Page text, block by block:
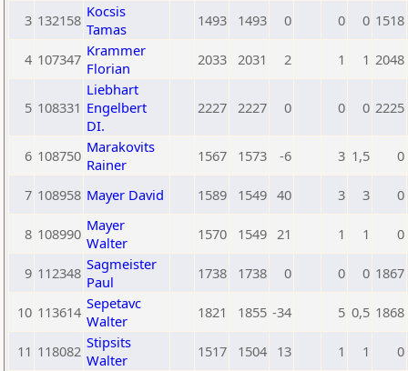
3 132158 Kocsis
Tamas
1493 1493 0 0 0 1518
4 107347 Krammer
Florian
2033 2031 2 1 1 2048
5 108331
Liebhart
Engelbert
DI.
2227 2227 0 0 0 2225
6 108750 Marakovits
Rainer
1567 1573 -6 3 1,5 0
7 108958 Mayer David 1589 1549 40 3 3 0
8 108990 Mayer
Walter
1570 1549 21 1 1 0
9 112348 Sagmeister
Paul
1738 1738 0 0 0 1867
10 113614 Sepetavc
Walter
1821 1855 -34 5 0,5 1868
11 118082 Stipsits
Walter
1517 1504 13 1 1 0